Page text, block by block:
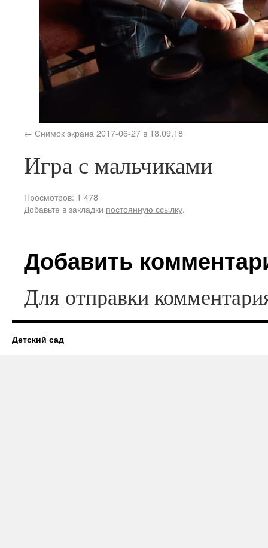
Снимок экрана 2017-06-27 в 18.09.18
Игра с мальчиками
Просмотров: 1 478
Добавьте в закладки постоянную ссылку.
Добавить
Для отправки
Детский сад